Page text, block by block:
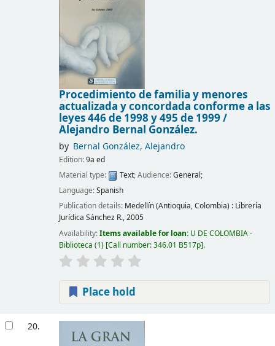
Procedimiento de familia y menores
actualizada y concordada conforme a las
leyes 446 de 1998 y 495 de 1999 /
Alejandro Bernal González.
by Bernal González, Alejandro
Edition:9a ed
Material type:
Text; Audience:General;
Language:Spanish
Publication details: Medellín (Antioquia, Colombia) : Librería
Jurídica Sánchez R.,2005
Availability:Items available for loan: U DE COLOMBIA -
Biblioteca (1) Call number:346.01 B517p .
Place hold
20.